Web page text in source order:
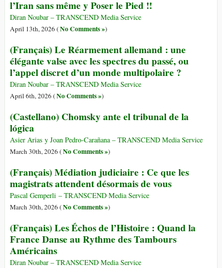
l’Iran sans même y Poser le Pied !!
Diran Noubar – TRANSCEND Media Service
April 13th, 2026 (No Comments »)
(Français) Le Réarmement allemand : une
élégante valse avec les spectres du passé, ou
l’appel discret d’un monde multipolaire ?
Diran Noubar – TRANSCEND Media Service
April 6th, 2026 (No Comments »)
(Castellano) Chomsky ante el tribunal de la
lógica
Asier Arias y Joan Pedro-Carañana – TRANSCEND Media Service
March 30th, 2026 (No Comments »)
(Français) Médiation judiciaire : Ce que les
magistrats attendent désormais de vous
Pascal Gemperli – TRANSCEND Media Service
March 30th, 2026 (No Comments »)
(Français) Les Échos de l’Histoire : Quand la
France Danse au Rythme des Tambours
Américains
Diran Noubar – TRANSCEND Media Service